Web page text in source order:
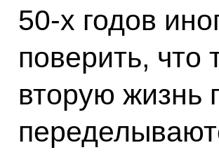
50-х годов
поверить,
вторую жизнь